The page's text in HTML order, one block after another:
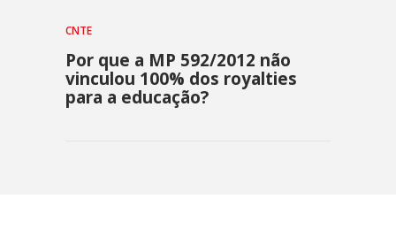
CNTE
Por que a MP 592/2012 não
vinculou 100% dos royalties
para a educação?